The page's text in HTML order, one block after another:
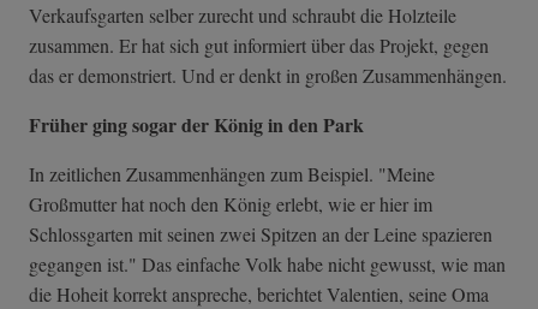
Verkaufsgarten selber zurecht und schraubt die Holzteile
zusammen. Er hat sich gut informiert über das Projekt, gegen
das er demonstriert. Und er denkt in großen Zusammenhängen.
Früher ging sogar der König in den Park
In zeitlichen Zusammenhängen zum Beispiel. "Meine
Großmutter hat noch den König erlebt, wie er hier im
Schlossgarten mit seinen zwei Spitzen an der Leine spazieren
gegangen ist." Das einfache Volk habe nicht gewusst, wie man
die Hoheit korrekt anspreche, berichtet Valentien, seine Oma